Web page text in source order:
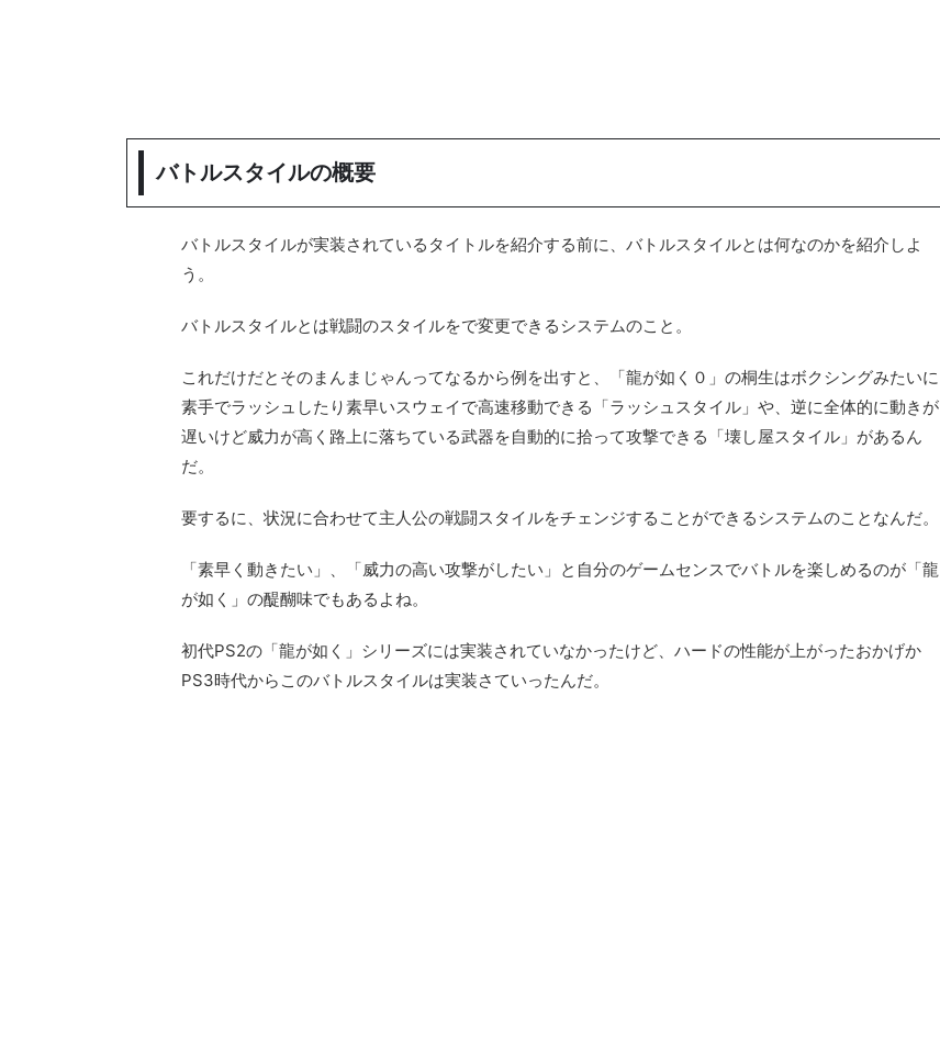
バトルスタイルの概要
バトルスタイルが実装されているタイトルを紹介する前に、バトルスタイルとは何なのかを紹介しよ
う。
バトルスタイルとは戦闘のスタイルをで変更できるシステムのこと。
これだけだとそのまんまじゃんってなるから例を出すと、「龍が如く０」の桐生はボクシングみたいに
素手でラッシュしたり素早いスウェイで高速移動できる「ラッシュスタイル」や、逆に全体的に動きが
遅いけど威力が高く路上に落ちている武器を自動的に拾って攻撃できる「壊し屋スタイル」があるん
だ。
要するに、状況に合わせて主人公の戦闘スタイルをチェンジすることができるシステムのことなんだ。
「素早く動きたい」、「威力の高い攻撃がしたい」と自分のゲームセンスでバトルを楽しめるのが「龍
が如く」の醍醐味でもあるよね。
初代PS2の「龍が如く」シリーズには実装されていなかったけど、ハードの性能が上がったおかげか
PS3時代からこのバトルスタイルは実装さていったんだ。